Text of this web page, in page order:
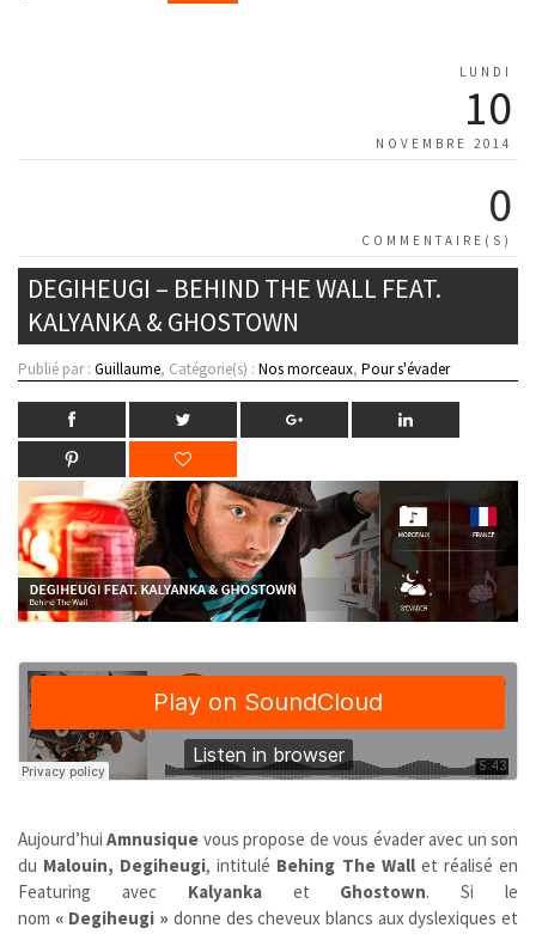
LUNDI
10
NOVEMBRE 2014
0
COMMENTAIRE(S)
DEGIHEUGI – BEHIND THE WALL FEAT.
KALYANKA & GHOSTOWN
Publié par : Guillaume, Catégorie(s) : Nos morceaux, Pour s'évader
Aujourd’huiAmnusique vous propose de vous évader avec un son
du Malouin, Degiheugi, intitulé Behing The Wallet réalisé en
Featuring avec Kalyankaet Ghostown.
Si le
nom « Degiheugi » donne des cheveux blancs aux dyslexiques et